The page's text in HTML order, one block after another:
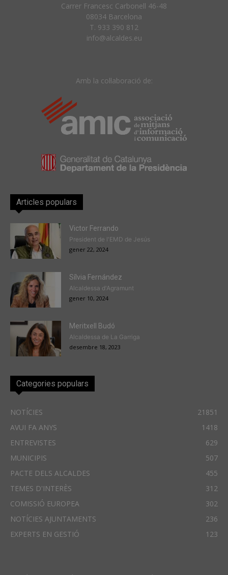
Carrer Francesc Carbonell 46-48
08034 Barcelona
T. 933 390 812
info@alcaldes.eu
Amb la col·laboració de:
Articles populars
Victor Ferrando
President de l'EMD de Jesús
gener 22, 2024
Sílvia Fernández
Alcaldessa d'Agramunt
gener 10, 2024
Meritxell Budó
Alcaldessa de La Garriga
desembre 18, 2023
Categories populars
NOTÍCIES
21851
AVUI FA ANYS
1418
ENTREVISTES
629
MUNICIPIS
507
PACTE DELS ALCALDES
455
TEMES D'INTERÈS
312
COMISSIÓ EUROPEA
302
NOTÍCIES AJUNTAMENTS
236
EXPERTS EN GESTIÓ
123